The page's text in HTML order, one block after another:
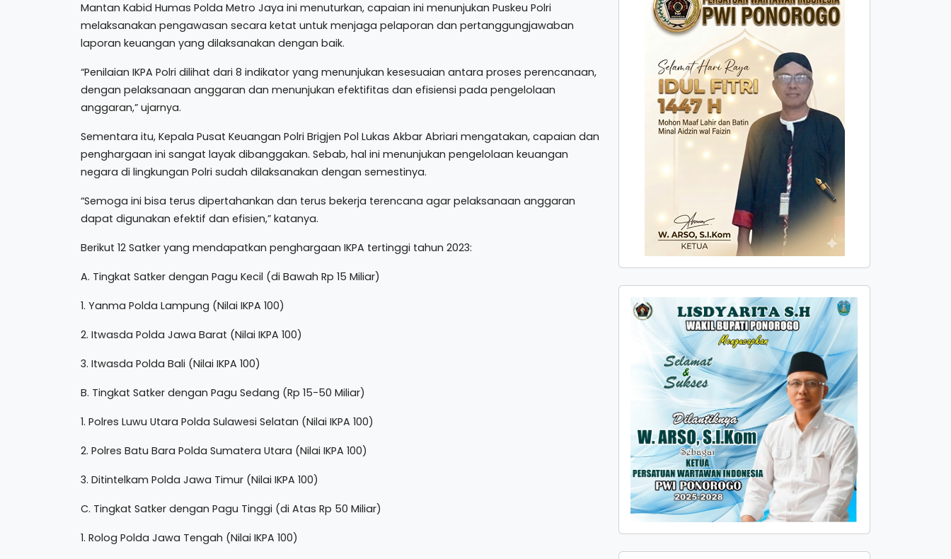
Mantan Kabid Humas Polda Metro Jaya ini menuturkan, capaian ini menunjukan Puskeu Polri
melaksanakan pengawasan secara ketat untuk menjaga pelaporan dan pertanggungjawaban
laporan keuangan yang dilaksanakan dengan baik.
“Penilaian IKPA Polri dilihat dari 8 indikator yang menunjukan kesesuaian antara proses perencanaan,
dengan pelaksanaan anggaran dan menunjukan efektifitas dan efisiensi pada pengelolaan
anggaran,” ujarnya.
Sementara itu, Kepala Pusat Keuangan Polri Brigjen Pol Lukas Akbar Abriari mengatakan, capaian dan
penghargaan ini sangat layak dibanggakan. Sebab, hal ini menunjukan pengelolaan keuangan
negara di lingkungan Polri sudah dilaksanakan dengan semestinya.
“Semoga ini bisa terus dipertahankan dan terus bekerja terencana agar pelaksanaan anggaran
dapat digunakan efektif dan efisien,” katanya.
Berikut 12 Satker yang mendapatkan penghargaan IKPA tertinggi tahun 2023:
A. Tingkat Satker dengan Pagu Kecil (di Bawah Rp 15 Miliar)
1. Yanma Polda Lampung (Nilai IKPA 100)
2. Itwasda Polda Jawa Barat (Nilai IKPA 100)
3. Itwasda Polda Bali (Nilai IKPA 100)
B. Tingkat Satker dengan Pagu Sedang (Rp 15-50 Miliar)
1. Polres Luwu Utara Polda Sulawesi Selatan (Nilai IKPA 100)
2. Polres Batu Bara Polda Sumatera Utara (Nilai IKPA 100)
3. Ditintelkam Polda Jawa Timur (Nilai IKPA 100)
C. Tingkat Satker dengan Pagu Tinggi (di Atas Rp 50 Miliar)
1. Rolog Polda Jawa Tengah (Nilai IKPA 100)